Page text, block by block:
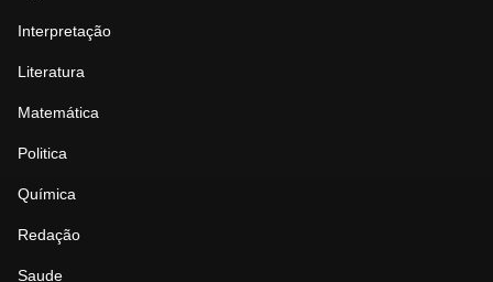
Interpretação
Literatura
Matemática
Politica
Química
Redação
Saude